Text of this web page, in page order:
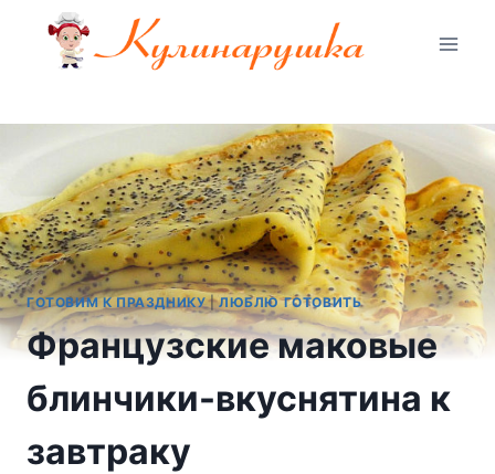
Перейти
содержимому
ГОТОВИМ К ПРАЗДНИКУ|ЛЮБЛЮ ГОТОВИТЬ
Французские маковые
блинчики-вкуснятина к
завтраку